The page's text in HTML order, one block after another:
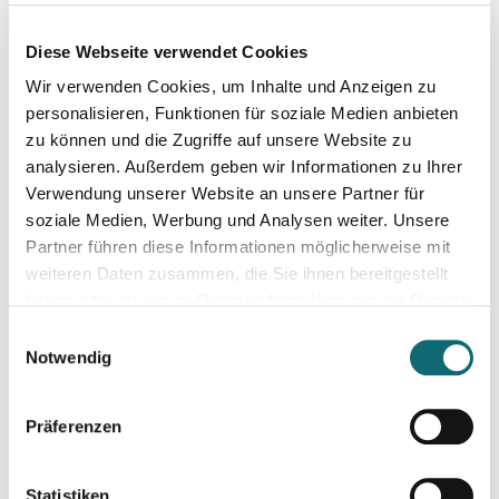
Diese Webseite verwendet Cookies
Wir verwenden Cookies, um Inhalte und Anzeigen zu
personalisieren, Funktionen für soziale Medien anbieten
zu können und die Zugriffe auf unsere Website zu
analysieren. Außerdem geben wir Informationen zu Ihrer
Verwendung unserer Website an unsere Partner für
soziale Medien, Werbung und Analysen weiter. Unsere
Partner führen diese Informationen möglicherweise mit
weiteren Daten zusammen, die Sie ihnen bereitgestellt
Notwendig
Präferenzen
Statistiken
22.01.2026
Hijack the Stream: Wie Podcaster:innen den Umbruch in
26.02.2026
Podcasting für Einsteiger:innen - Mit KI-Tools zum Erfolg
03.03.2026
Video-Podcast mit dem Smartphone: Von der Aufnahme
Ihr Social-Media-Auftritt mit Canva: Designs, die begeistern